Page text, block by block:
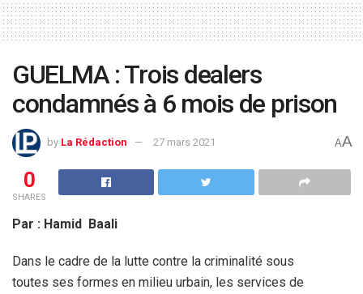
GUELMA : Trois dealers
condamnés à 6 mois de prison
by La Rédaction 27 mars 2021 AA
0
SHARES
Par : Hamid Baali
Dans le cadre de la lutte contre la criminalité sous
toutes ses formes en milieu urbain, les services de